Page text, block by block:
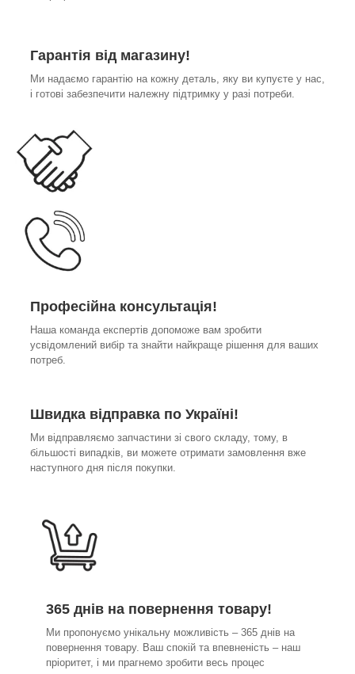
Гарантія від магазину!
Ми надаємо гарантію на кожну деталь, яку ви купуєте у нас,
і готові забезпечити належну підтримку у разі потреби.
Професійна консультація!
Наша команда експертів допоможе вам зробити
усвідомлений вибір та знайти найкраще рішення для ваших
потреб.
Швидка відправка по Україні!
Ми відправляємо запчастини зі свого складу, тому, в
більшості випадків, ви можете отримати замовлення вже
наступного дня після покупки.
365 днів на повернення товару!
Ми пропонуємо унікальну можливість – 365 днів на
повернення товару. Ваш спокій та впевненість – наш
пріоритет, і ми прагнемо зробити весь процес